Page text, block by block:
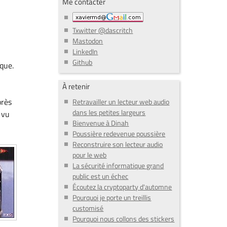
Txwitter @dascritch
Mastodon
LinkedIn
Github
À retenir
Retravailler un lecteur web audio
dans les petites largeurs
Bienvenue à Dinah
Poussière redevenue poussière
Reconstruire son lecteur audio
pour le web
La sécurité informatique grand
public est un échec
Écoutez la cryptoparty d'automne
Pourquoi je porte un treillis
customisé
Pourquoi nous collons des stickers